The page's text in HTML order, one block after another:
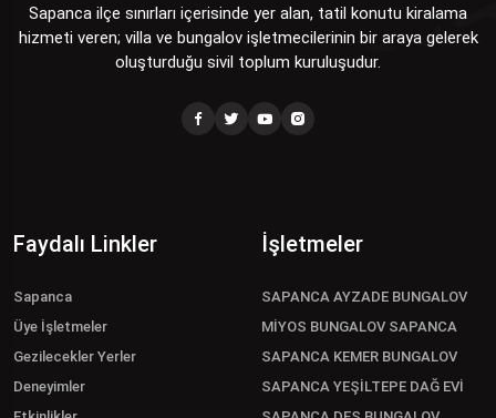
Sapanca ilçe sınırları içerisinde yer alan, tatil konutu kiralama
hizmeti veren; villa ve bungalov işletmecilerinin bir araya gelerek
oluşturduğu sivil toplum kuruluşudur.
Faydalı Linkler
Sapanca
Üye İşletmeler
Gezilecekler Yerler
Deneyimler
İşletmeler
SAPANCA AYZADE BUNGALOV
MİYOS BUNGALOV SAPANCA
SAPANCA KEMER BUNGALOV
SAPANCA YEŞİLTEPE DAĞ EVİ